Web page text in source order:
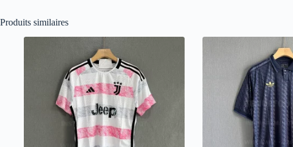
Produits similaires